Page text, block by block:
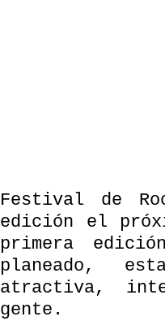
Festival de
edición el
primera
planeado,
atractiva,
gente.